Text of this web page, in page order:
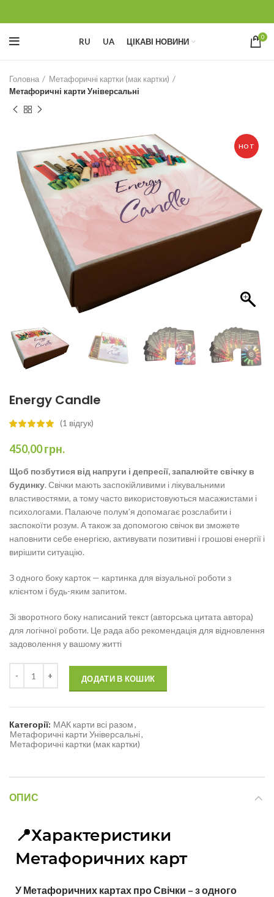
RU UA ЦІКАВІ НОВИНИ 0
Головна
Метафоричні картки (мак картки)
Метафоричні карти Універсальні
HOT
Energy Candle
(1 відгук)
450,00грн.
Щоб позбутися від напруги і депресії, запалюйте свічку в
будинку. Свічки мають заспокійливими і лікувальними
властивостями, а тому часто використовуються масажистами і
психологами. Палаюче полум’я допомагає розслабити і
заспокоїти розум. А також за допомогою свічок ви зможете
наповнити себе енергією, активувати позитивні і грошові енергії і
вирішити ситуацію.
З одного боку карток — картинка для візуальної роботи з
клієнтом і будь-яким запитом.
Зі зворотного боку написаний текст (авторська цитата автора)
для логічної роботи. Це рада або рекомендація для відновлення
задоволення у вашому житті
ДОДАТИ В КОШИК
Категорії: МАК карти всі разом,
Метафоричні карти Універсальні,
Метафоричні картки (мак картки)
ОПИС
📍Характеристики
Метафоричних карт
У Метафоричних картах про Свічки – з одного